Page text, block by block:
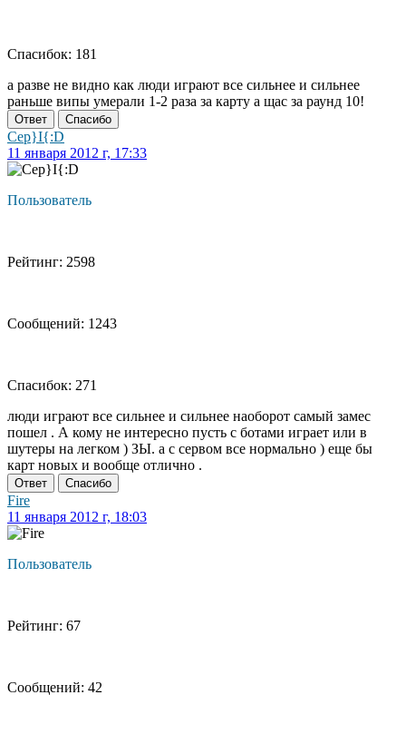
Спасибок: 181
а разве не видно как люди играют все сильнее и сильнее
раньше випы умерали 1-2 раза за карту а щас за раунд 10!
Ответ Спасибо
Cep}I{:D
11 января 2012 г, 17:33
Пользователь
Рейтинг: 2598
Сообщений: 1243
Спасибок: 271
люди играют все сильнее и сильнее наоборот самый замес
пошел . А кому не интересно пусть с ботами играет или в
шутеры на легком ) ЗЫ. а с сервом все нормально ) еще бы
карт новых и вообще отлично .
Ответ Спасибо
Fire
11 января 2012 г, 18:03
Пользователь
Рейтинг: 67
Сообщений: 42